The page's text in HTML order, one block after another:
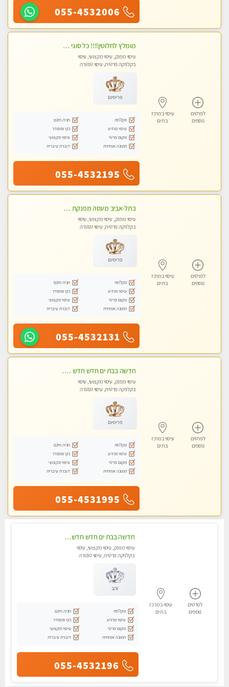
055-4532006
לפרטים
נוספים
עיסוי במרכז
בת ים
מומלץ לחלוטין!!!! כל סוגי העיסויים מעסה מקצועית ואיכותית פרטי!!!
עיסוי מפנק, עיסוי מקצועי, עיסוי
בקלניקה פרטית, עיסוי טנטרה
פרימיום
מקלחת
חניה חינם
עיסוי מרגיע
נקי ומסודר
מקום פרטי
עיסוי מקצועי
תמונה אמיתית
דוברת עיברית
055-4532195
לפרטים
נוספים
עיסוי במרכז
בת ים
בתל-אביב מעסה מפנקת איכותית ומקצועית
עיסוי מפנק, עיסוי מקצועי, עיסוי
בקלניקה פרטית, עיסוי טנטרה
פרימיום
מקלחת
חניה חינם
עיסוי מרגיע
נקי ומסודר
מקום פרטי
עיסוי מקצועי
תמונה אמיתית
דוברת עיברית
055-4532131
לפרטים
נוספים
עיסוי במרכז
בת ים
חדשה בבת ים חדש חדש .כל סוגי העיסויים במקום הכי מושלם בעיר בת ים . highly recommended..new in the city
עיסוי מפנק, עיסוי מקצועי, עיסוי
בקלניקה פרטית, עיסוי טנטרה
פרימיום
מקלחת
חניה חינם
עיסוי מרגיע
נקי ומסודר
מקום פרטי
עיסוי מקצועי
תמונה אמיתית
דוברת עיברית
055-4531995
לפרטים
נוספים
עיסוי במרכז
בת ים
חדשה בבת ים חדש חדש .כל סוגי העיסויים במקום הכי מושלם בעיר בת ים
עיסוי מפנק, עיסוי מקצועי, עיסוי
בקלניקה פרטית, עיסוי טנטרה
זהב
מקלחת
חניה חינם
עיסוי מרגיע
נקי ומסודר
מקום פרטי
עיסוי מקצועי
תמונה אמיתית
דוברת עיברית
055-4532196